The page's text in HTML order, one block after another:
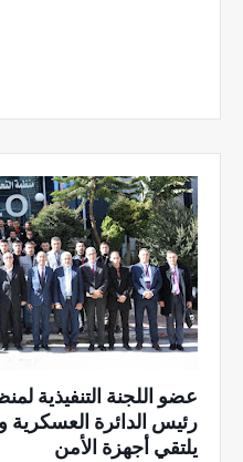
عضو اللجنة التنفيذية
رئيس الدائرة العسكرية
يلتقي أجهزة الأمن